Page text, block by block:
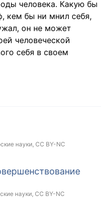
человека. Какую бы
кем бы ни мнил себя,
он не может
человеческой
себя в своем
науки, CC BY-NC
науки, CC BY-NC